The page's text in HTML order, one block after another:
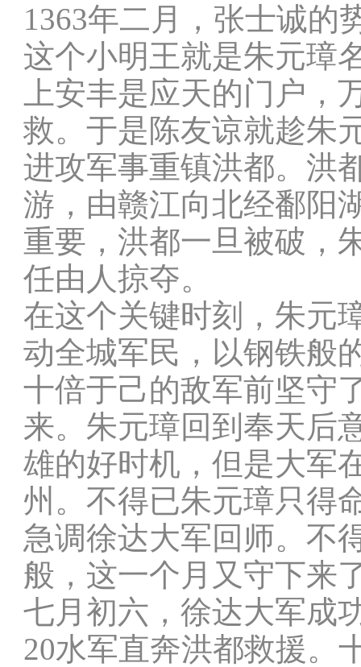
1363年二月，张士诚的
这个小明王就是朱元璋
上安丰是应天的门户，
救。于是陈友谅就趁朱
进攻军事重镇洪都。洪
游，由赣江向北经鄱阳
重要，洪都一旦被破，
任由人掠夺。
在这个关键时刻，朱元
动全城军民，以钢铁般
十倍于己的敌军前坚守
来。朱元璋回到奉天后
雄的好时机，但是大军
州。不得已朱元璋只得
急调徐达大军回师。不
般，这一个月又守下来
七月初六，徐达大军成
20水军直奔洪都救援。